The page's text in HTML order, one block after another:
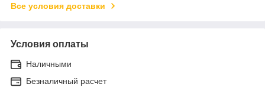
Все условия доставки
Условия оплаты
Наличными
Безналичный расчет